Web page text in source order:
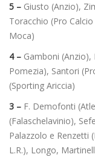
5 – Giusto (Anzio),
Toracchio (Pro
Moca)
4 – Gamboni
Pomezia), Santori
(Sporting Ariccia)
3 – F. Demofonti
(Falaschelavinio),
Palazzolo e Renzetti
L.R.), Longo,